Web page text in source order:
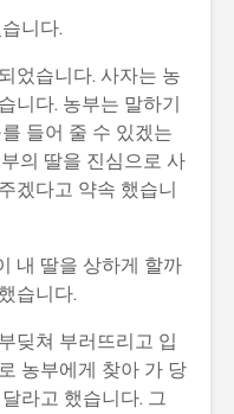
니다.
었습니다. 사자는 농
니다. 농부는 말하기
들어 줄 수 있겠는
의 딸을 진심으로 사
겠다고 약속 했습니
내 딸을 상하게 할까
습니다.
딪쳐 부러뜨리고 입
농부에게 찾아 가 당
라고 했습니다. 그